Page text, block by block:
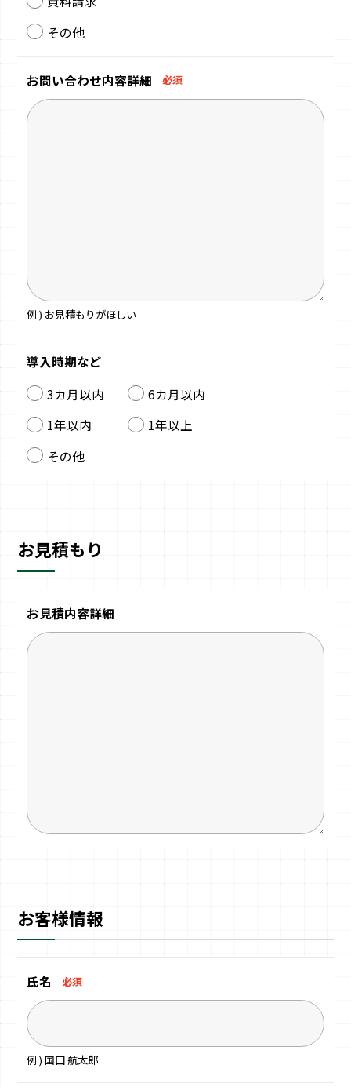
その他
お問い合わせ内容詳細 必須
例 ) お見積もりがほしい
導入時期など
3カ月以内
6カ月以内
1年以内
1年以上
その他
お見積もり
お見積内容詳細
お客様情報
氏名 必須
例 ) 国田 航太郎